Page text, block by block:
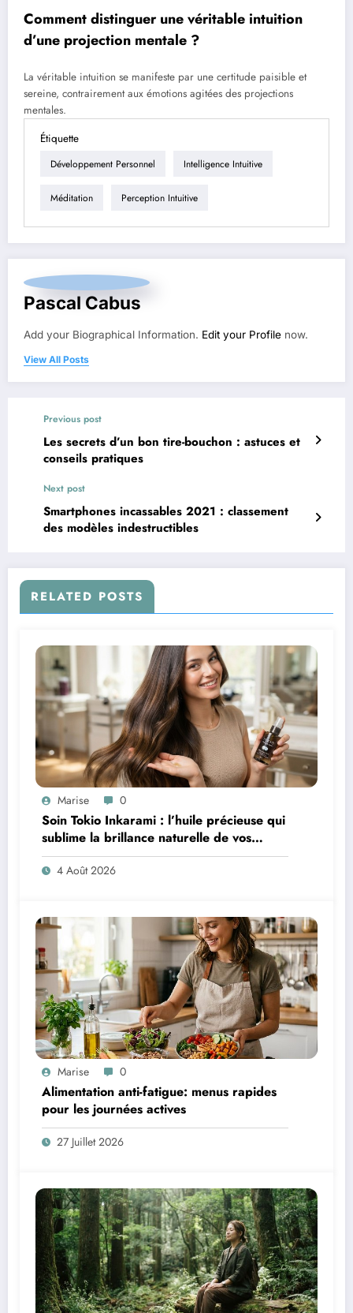
Comment distinguer une véritable intuition
d’une projection mentale ?
La véritable intuition se manifeste par une certitude paisible et
sereine, contrairement aux émotions agitées des projections
mentales.
Étiquette
Développement Personnel Intelligence Intuitive
Méditation Perception Intuitive
Pascal Cabus
Add your Biographical Information. Edit your Profile now.
View All Posts
Previous post
Les secrets d’un bon tire-bouchon : astuces et
conseils pratiques
Next post
Smartphones incassables 2021 : classement
des modèles indestructibles
RELATED POSTS
Marise 0
Soin Tokio Inkarami : l’huile précieuse qui
sublime la brillance naturelle de vos
cheveux
4 Août 2026
Marise 0
Alimentation anti-fatigue: menus rapides
pour les journées actives
27 Juillet 2026